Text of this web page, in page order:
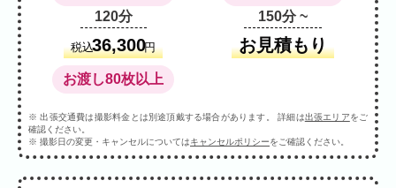
建築・不動産
店舗・会社
プロフィール
ECサイト商品
イベント
ネット予約
空き状況の確認からご予約まで、24時間いつでもご利用
いただけます。
120分
税込36,300円
お渡し80枚以上
150分 ~
お見積もり
※ 出張交通費は撮影料金とは別途頂戴する場合があります。 詳細は出張エリアをご
確認ください。
※ 撮影日の変更・キャンセルについてはキャンセルポリシーをご確認ください。